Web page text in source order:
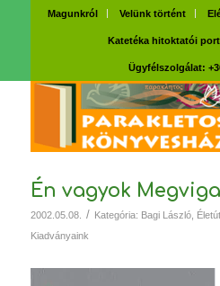
Magunkról Velünk történt
Katetéka hitoktatói
Ügyfélszolgálat:
Én vagyok
2002.05.08. / Kategória: Bagi László,
Kiadványaink